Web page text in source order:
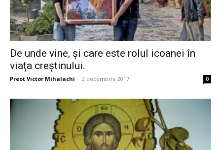
De unde vine, și care este rolul icoanei în
viața creștinului.
Preot Victor Mihalachi - 2 decembrie 2017 0